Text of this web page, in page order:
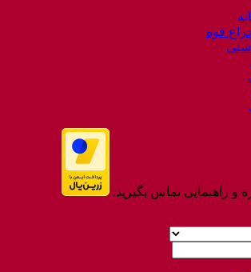
قوه
و راهنمایی تماس بگیرید.